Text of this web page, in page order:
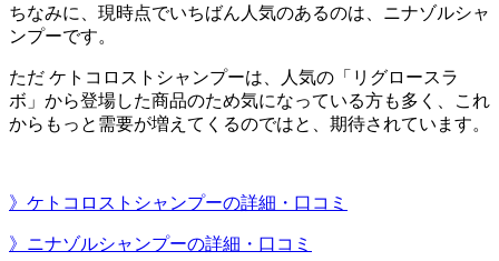
ちなみに、現時点でいちばん人気のあるのは、ニナゾルシャ
ンプーです。
ただ ケトコロストシャンプーは、
人気の「リグロースラ
ボ」から登場した商品のため気になっている方も多く、これ
からもっと需要が増えてくるのではと、期待されています。
》ケトコロストシャンプーの詳細・口コミ
》ニナゾルシャンプーの詳細・口コミ